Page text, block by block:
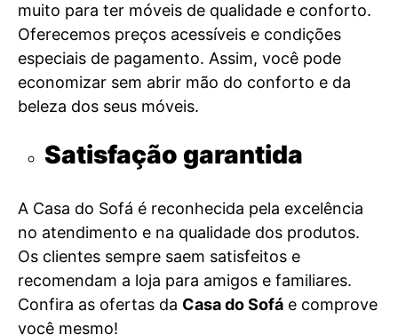
muito para ter móveis de qualidade e conforto.
Oferecemos preços acessíveis e condições
especiais de pagamento. Assim, você pode
economizar sem abrir mão do conforto e da
beleza dos seus móveis.
Satisfação garantida
A Casa do Sofá é reconhecida pela excelência
no atendimento e na qualidade dos produtos.
Os clientes sempre saem satisfeitos e
recomendam a loja para amigos e familiares.
Confira as ofertas da Casa do Sofá e comprove
você mesmo!